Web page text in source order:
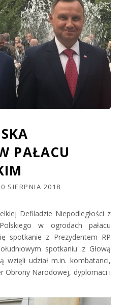
PAŁACU
SIERPNIA 2018
Defiladzie Niepodległości z
w ogrodach pałacu
spotkanie z Prezydentem RP
spotkaniu z Głową
wzięli udział m.in. kombatanci,
Obrony Narodowej, dyplomaci i